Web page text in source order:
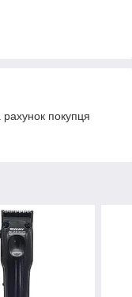
покупця